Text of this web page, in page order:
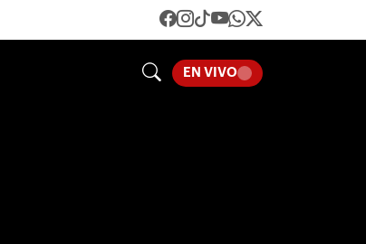
EN VIVO LOADING...